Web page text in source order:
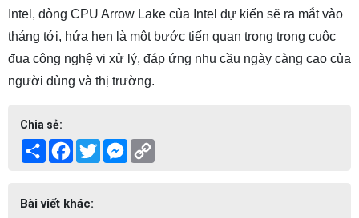
Intel, dòng CPU Arrow Lake của Intel dự kiến sẽ ra mắt vào
tháng tới, hứa hẹn là một bước tiến quan trọng trong cuộc
đua công nghệ vi xử lý, đáp ứng nhu cầu ngày càng cao của
người dùng và thị trường.
Chia sẻ:
Share Facebook
TwitterMessenger
Bài viết khác: